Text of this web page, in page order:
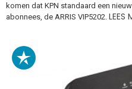
komen dat KPN standaard een
abonnees, de ARRIS VIP5202. LEES